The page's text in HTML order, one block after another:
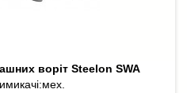
воріт Steelon SWA
мех.